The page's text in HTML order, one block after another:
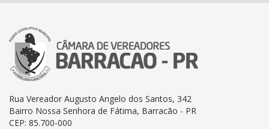
Rua Vereador Augusto Angelo dos Santos, 342
Bairro Nossa Senhora de Fátima, Barracão - PR
CEP: 85.700-000